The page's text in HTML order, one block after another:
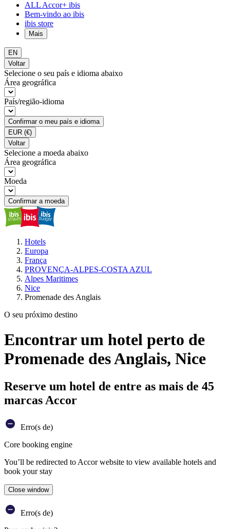
ALL Accor+ ibis
Bem-vindo ao ibis
ibis store
Mais
EN
Voltar
Selecione o seu país e idioma abaixo
Área geográfica
País/região-idioma
Confirmar o meu país e idioma
EUR (€)
Voltar
Selecione a moeda abaixo
Área geográfica
Moeda
Confirmar a moeda
Hotels
Europa
França
PROVENÇA-ALPES-COSTA AZUL
Alpes Maritimes
Nice
Promenade des Anglais
O seu próximo destino
Encontrar um hotel perto de
Promenade des Anglais, Nice
Reserve um hotel de entre as mais de 45
marcas Accor
Erro(s de)
Core booking engine
You’ll be redirected to Accor website to view available hotels and
book your stay
Close window
Erro(s de)